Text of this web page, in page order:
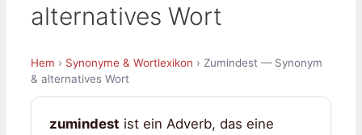
alternatives Wort
Hem › Synonyme & Wortlexikon › Zumindest — Synonym
& alternatives Wort
zumindest ist ein Adverb, das eine